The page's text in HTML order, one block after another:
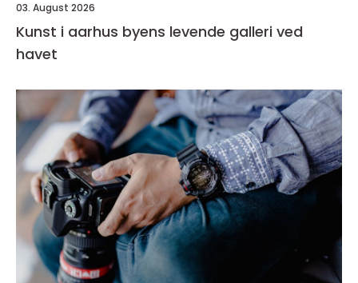
03. August 2026
Kunst i aarhus byens levende galleri ved
havet